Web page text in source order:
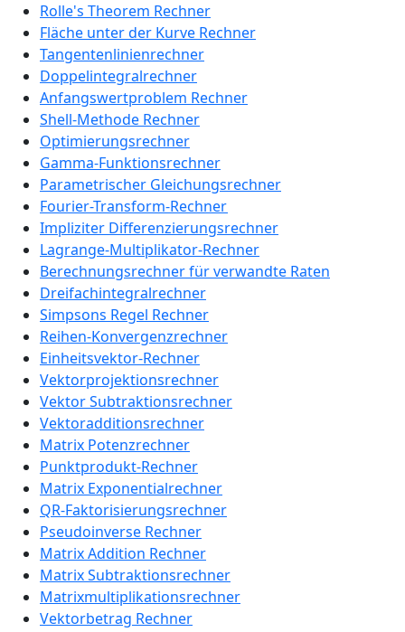
Rolle's Theorem Rechner
Fläche unter der Kurve Rechner
Tangentenlinienrechner
Doppelintegralrechner
Anfangswertproblem Rechner
Shell-Methode Rechner
Optimierungsrechner
Gamma-Funktionsrechner
Parametrischer Gleichungsrechner
Fourier-Transform-Rechner
Impliziter Differenzierungsrechner
Lagrange-Multiplikator-Rechner
Berechnungsrechner für verwandte Raten
Dreifachintegralrechner
Simpsons Regel Rechner
Reihen-Konvergenzrechner
Einheitsvektor-Rechner
Vektorprojektionsrechner
Vektor Subtraktionsrechner
Vektoradditionsrechner
Matrix Potenzrechner
Punktprodukt-Rechner
Matrix Exponentialrechner
QR-Faktorisierungsrechner
Pseudoinverse Rechner
Matrix Addition Rechner
Matrix Subtraktionsrechner
Matrixmultiplikationsrechner
Vektorbetrag Rechner